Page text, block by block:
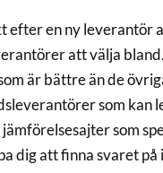
efter en ny leverantör
att välja
är bättre än de
som kan
som
dig att finna svaret på